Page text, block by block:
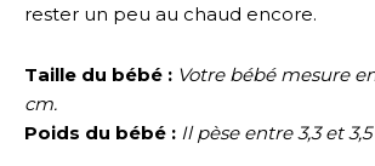
rester un peu au chaud encore.
Taille du bébé : Votre bébé mesure
cm.
Poids du bébé : Il pèse entre 3,3 et